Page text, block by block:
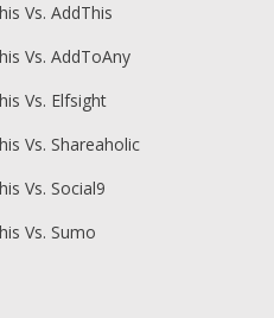
Vs. AddThis
Vs. AddToAny
Vs. Elfsight
Vs. Shareaholic
Vs. Social9
Vs. Sumo